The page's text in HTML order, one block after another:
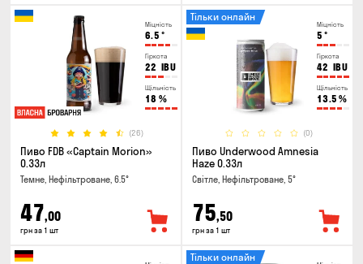
Міцність
6.5 °
Гіркота
22 IBU
Щільність
18 %
(26)
Пиво FDB «Captain Morion»
0.33л
Темне, Нефільтроване, 6.5°
47,00
грн за 1 шт
Міцність
5 °
Гіркота
42 IBU
Щільність
13.5 %
(0)
Тільки онлайн
Пиво Underwood Amnesia
Haze 0.33л
Світле, Нефільтроване, 5°
75,50
грн за 1 шт
Тільки онлайн